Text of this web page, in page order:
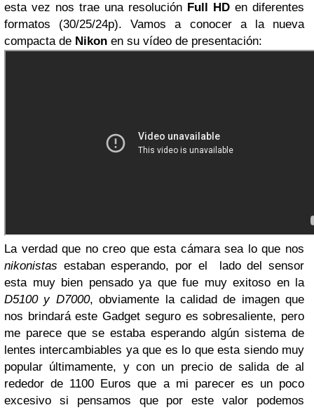
esta vez nos trae una resolución Full HD en diferentes
formatos (30/25/24p). Vamos a conocer a la nueva
compacta de Nikon en su vídeo de presentación:
La verdad que no creo que esta cámara sea lo que nos
nikonistas estaban esperando, por el lado del sensor
esta muy bien pensado ya que fue muy exitoso en la
D5100 y D7000, obviamente la calidad de imagen que
nos brindará este Gadget seguro es sobresaliente, pero
me parece que se estaba esperando algún sistema de
lentes intercambiables ya que es lo que esta siendo muy
popular últimamente, y con un precio de salida de al
rededor de 1100 Euros que a mi parecer es un poco
excesivo si pensamos que por este valor podemos